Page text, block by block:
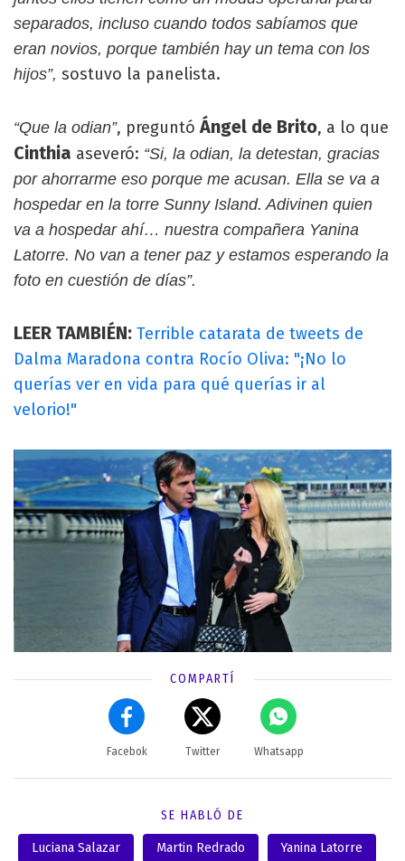
separados, incluso cuando todos sabíamos que
eran novios, porque también hay un tema con los
hijos”, sostuvo la panelista.
“Que la odian”, preguntóÁngel de Brito, a lo que
Cinthia aseveró: “Si, la odian, la detestan, gracias
por ahorrarme eso porque me acusan. Ella se va a
hospedar en la torre Sunny Island. Adivinen quien
va a hospedar ahí… nuestra compañera Yanina
Latorre. No van a tener paz y estamos esperando la
foto en cuestión de días”.
LEER TAMBIÉN: Terrible catarata de tweets de
Dalma Maradona contra Rocío Oliva: "¡No lo
querías ver en vida para qué querías ir al
velorio!"
COMPARTÍ
Facebok Twitter Whatsapp
SE HABLÓ DE
Luciana Salazar Martin Redrado Yanina Latorre